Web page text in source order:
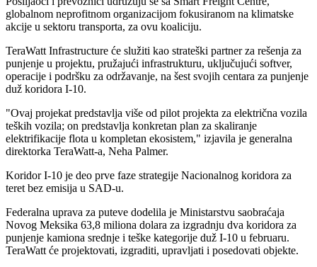
globalnom neprofitnom organizacijom fokusiranom na klimatske
akcije u sektoru transporta, za ovu koaliciju.
TeraWatt Infrastructure će služiti kao strateški partner za rešenja za
punjenje u projektu, pružajući infrastrukturu, uključujući softver,
operacije i podršku za održavanje, na šest svojih centara za punjenje
duž koridora I-10.
"Ovaj projekat predstavlja više od pilot projekta za električna vozila
teških vozila; on predstavlja konkretan plan za skaliranje
elektrifikacije flota u kompletan ekosistem," izjavila je generalna
direktorka TeraWatt-a, Neha Palmer.
Koridor I-10 je deo prve faze strategije Nacionalnog koridora za
teret bez emisija u SAD-u.
Federalna uprava za puteve dodelila je Ministarstvu saobraćaja
Novog Meksika 63,8 miliona dolara za izgradnju dva koridora za
punjenje kamiona srednje i teške kategorije duž I-10 u februaru.
TeraWatt će projektovati, izgraditi, upravljati i posedovati objekte.